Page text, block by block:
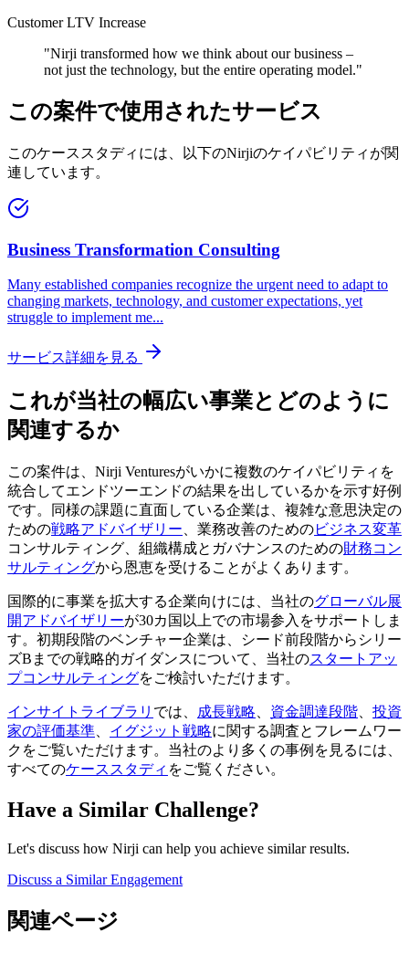
Customer LTV Increase
"Nirji transformed how we think about our business –
not just the technology, but the entire operating model."
この案件で使用されたサービス
このケーススタディには、以下のNirjiのケイパビリティが関
連しています。
Business Transformation Consulting
Many established companies recognize the urgent need to adapt to
changing markets, technology, and customer expectations, yet
struggle to implement me...
サービス詳細を見る
これが当社の幅広い事業とどのように
関連するか
この案件は、Nirji Venturesがいかに複数のケイパビリティを
統合してエンドツーエンドの結果を出しているかを示す好例
です。同様の課題に直面している企業は、複雑な意思決定の
ための戦略アドバイザリー 、業務改善のためのビジネス変革
コンサルティング、組織構成とガバナンスのための財務コン
サルティングから恩恵を受けることがよくあります。
国際的に事業を拡大する企業向けには、当社のグローバル展
開アドバイザリーが30カ国以上での市場参入をサポートしま
す。初期段階のベンチャー企業は、シード前段階からシリー
ズBまでの戦略的ガイダンスについて、当社のスタートアッ
プコンサルティングをご検討いただけます。
インサイトライブラリ では、 成長戦略 資金調達段階
投資
家の評価基準
イグジット戦略に関する調査とフレームワー
クをご覧いただけます。当社のより多くの事例を見るには、
すべてのケーススタディ をご覧ください。
Have a Similar Challenge?
Let's discuss how Nirji can help you achieve similar results.
Discuss a Similar Engagement
関連ページ